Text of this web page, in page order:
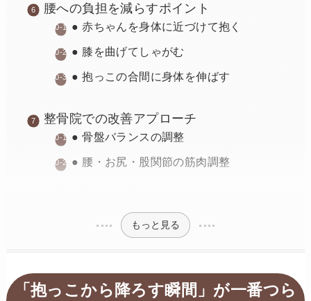
腰への負担を減らすポイント
● 赤ちゃんを身体に近づけて抱く
● 膝を曲げてしゃがむ
● 抱っこの合間に身体を伸ばす
整骨院での改善アプローチ
● 骨盤バランスの調整
● 腰・お尻・股関節の筋肉調整
もっと見る
「抱っこから降ろす瞬間」が一番つら